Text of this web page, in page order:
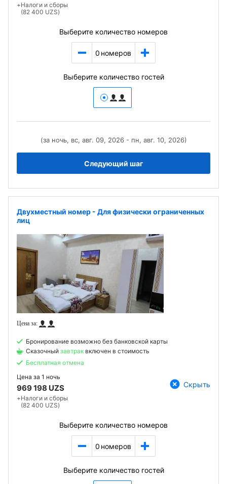
+Налоги и сборы
(82 400 UZS)
Выберите количество номеров
0 номеров
Выберите количество гостей
(за ночь, вс, авг. 09, 2026 - пн, авг. 10, 2026)
Следующий шаг
Двухместный номер - Для физически ограниченных
лиц
Бронирование возможно без банковской карты
Сказочный завтрак включен в стоимость
Бесплатная отмена
Цена за 1 ночь
969 198 UZS
+Налоги и сборы
(82 400 UZS)
Скрыть
Выберите количество номеров
0 номеров
Выберите количество гостей